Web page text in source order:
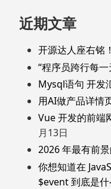
近期文章
开源达人座右铭！
“程序员跨行每
Mysql语句 开发
用AI做产品详情
Vue 开发的前端
月13日
2026 年最有前
你想知道在
$event 到底是